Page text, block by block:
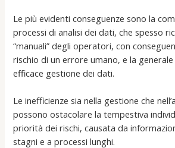
Le più evidenti conseguenze sono la
processi di analisi dei dati, che spesso
“manuali” degli operatori, con
rischio di un errore umano, e la
efficace gestione dei dati.
Le inefficienze sia nella gestione che
possono ostacolare la tempestiva
priorità dei rischi, causata da
stagni e a processi lunghi.